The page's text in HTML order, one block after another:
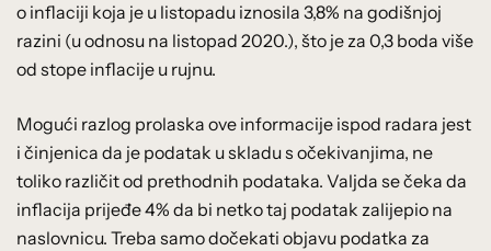
o inflaciji koja je u listopadu iznosila 3,8% na godišnjoj
razini (u odnosu na listopad 2020.), što je za 0,3 boda više
od stope inflacije u rujnu.
Mogući razlog prolaska ove informacije ispod radara jest
i činjenica da je podatak u skladu s očekivanjima, ne
toliko različit od prethodnih podataka. Valjda se čeka da
inflacija prijeđe 4% da bi netko taj podatak zalijepio na
naslovnicu. Treba samo dočekati objavu podatka za